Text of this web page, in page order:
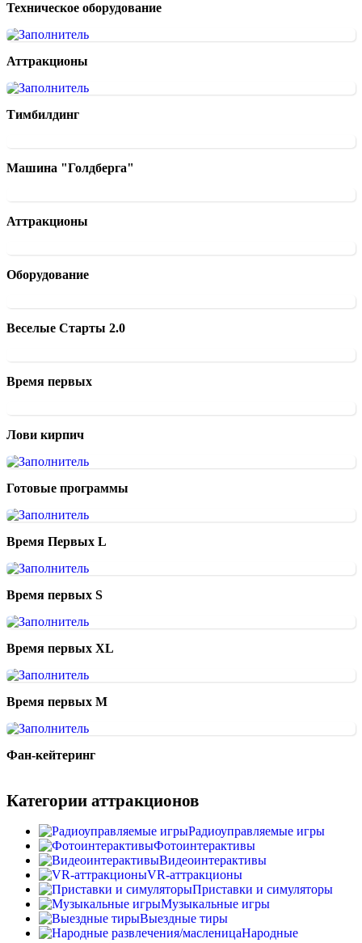
Техническое оборудование
Аттракционы
Тимбилдинг
Машина "Голдберга"
Аттракционы
Оборудование
Веселые Старты 2.0
Время первых
Лови кирпич
Готовые программы
Время Первых L
Время первых S
Время первых XL
Время первых М
Фан-кейтеринг
Категории аттракционов
Радиоуправляемые игры
Фотоинтерактивы
Видеоинтерактивы
VR-аттракционы
Приставки и симуляторы
Музыкальные игры
Выездные тиры
Народные